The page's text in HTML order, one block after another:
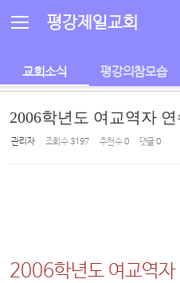
평강제일교회
교회소식 평강의참모습
2006학년도 여교역자 연
관리자 조회 수3197 추천 수0 댓글0
2006학년도 여교역자